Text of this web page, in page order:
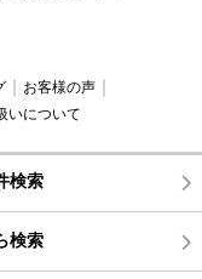
お客様の声
いについて
検索
検索